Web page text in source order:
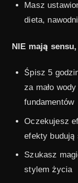
Masz
dieta,
NIE mają
Śpisz 5
za mało
fundamentów
Oczekujesz
efekty budują
Szukasz
stylem życia